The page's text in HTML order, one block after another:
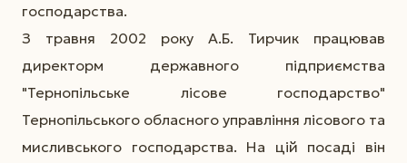
господарства.
З травня 2002 року А.Б. Тирчик працював
директорм державного підприємства
"Тернопільське лісове господарство"
Тернопільського обласного управління лісового та
мисливського господарства. На цій посаді він